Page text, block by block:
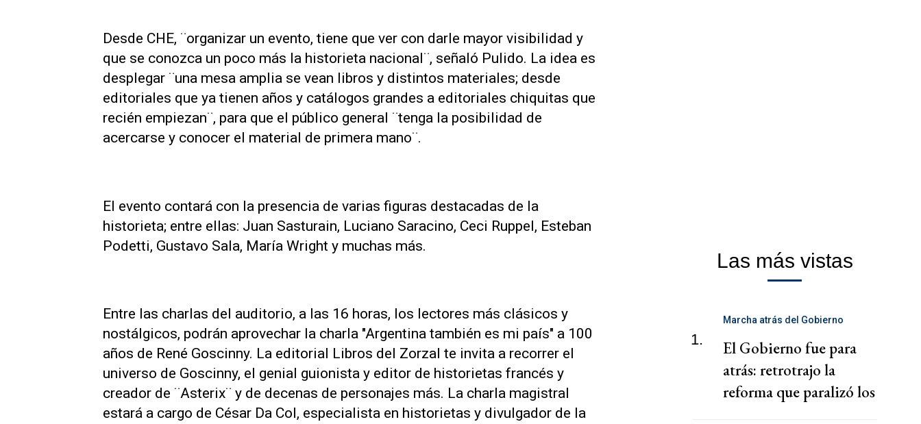
Desde CHE, ¨organizar un evento, tiene que ver con darle mayor visibilidad y
que se conozca un poco más la historieta nacional¨, señaló Pulido. La idea es
desplegar ¨una mesa amplia se vean libros y distintos materiales; desde
editoriales que ya tienen años y catálogos grandes a editoriales chiquitas que
recién empiezan¨, para que el público general ¨tenga la posibilidad de
acercarse y conocer el material de primera mano¨.
El evento contará con la presencia de varias figuras destacadas de la
historieta; entre ellas: Juan Sasturain, Luciano Saracino, Ceci Ruppel, Esteban
Podetti, Gustavo Sala, María Wright y muchas más.
Entre las charlas del auditorio, a las 16 horas, los lectores más clásicos y
nostálgicos, podrán aprovechar la charla "Argentina también es mi país" a 100
años de René Goscinny. La editorial Libros del Zorzal te invita a recorrer el
universo de Goscinny, el genial guionista y editor de historietas francés y
creador de ¨Asterix¨ y de decenas de personajes más. La charla magistral
estará a cargo de César Da Col, especialista en historietas y divulgador de la
Las más vistas
1.
Marcha atrás del Gobierno
El Gobierno fue para
atrás: retrotrajo la
reforma que paralizó los